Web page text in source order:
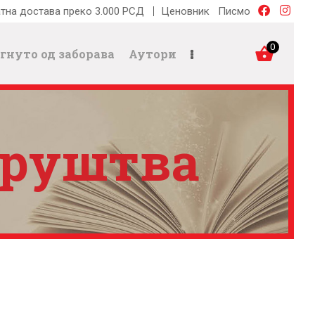
достава преко 3.000 РСД Ценовник Писмо
од заборава Аутори 0